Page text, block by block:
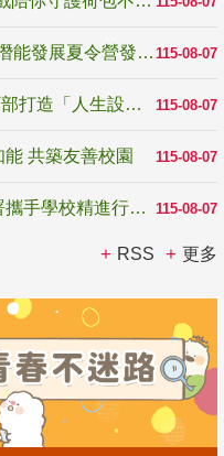
115-08-07
跨越限制，探索潛能！115年多元潛能發展夏令營發掘生命無限可能
115-08-07
高齡不是終點而是夢想起點！教育部打造「人生設計夢工場」 參展第3屆高齡健康產業博覽會
115-08-07
共築友善校園
115-08-07
強化學習歷程檔案推動效能 國教署攜手學校精進行政與教學支持
RSS 更多